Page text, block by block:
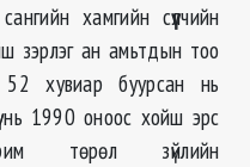
хамгийн сүүлчийн
зэрлэг ан амьтдын тоо
хувиар буурсан нь
нь 1990 оноос хойш эрс
төрөл зүйлийн